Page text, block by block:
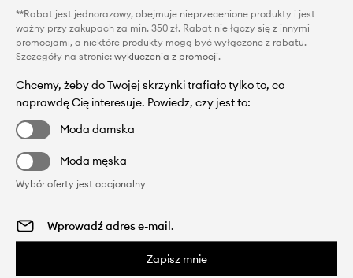
**Rabat jest jednorazowy, obejmuje nieprzecenione produkty i jest
ważny przy zakupach za min. 350 zł. Rabat nie łączy się z innymi
promocjami, a niektóre produkty mogą być wyłączone z rabatu.
Szczegóły na stronie: wykluczenia z promocji.
Chcemy, żeby do Twojej skrzynki trafiało tylko to, co
naprawdę Cię interesuje. Powiedz, czy jest to:
Moda damska
Moda męska
Wybór oferty jest opcjonalny
Zapisz mnie